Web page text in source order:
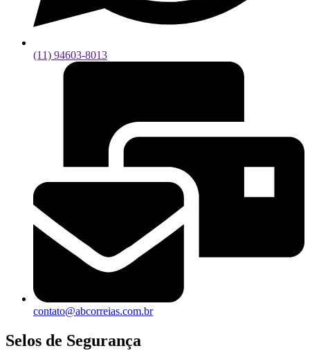
(11) 94603-8013
contato@abcorreias.com.br
Selos de Segurança